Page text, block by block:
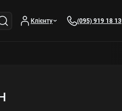
Клієнту (095) 919 18 13